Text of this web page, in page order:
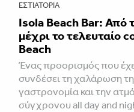
ΕΣΤΙΑΤΌΡΙΑ
Isola Beach Bar: Από
μέχρι το τελευταίο
Beach
Ένας προορισμός που
συνδέσει τη χαλάρωση
γαστρονομία και την
σύγχρονου all day and